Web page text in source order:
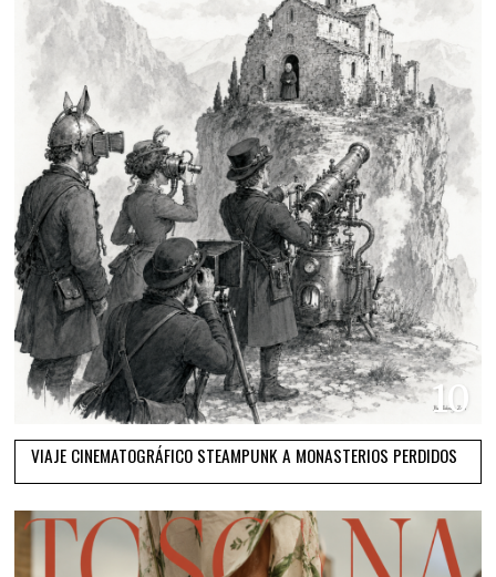
10
VIAJE CINEMATOGRÁFICO STEAMPUNK A MONASTERIOS PERDIDOS